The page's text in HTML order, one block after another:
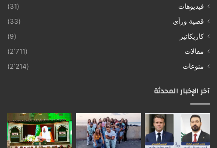
فيديوهات
(31)
قضية ورأي
(33)
كاريكاتير
(9)
مقالات
(2٬711)
منوعات
(2٬214)
آخر الإخبار المحدثة